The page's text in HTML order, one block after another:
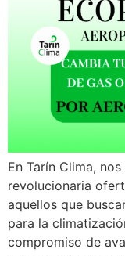
En Tarín Clima,
revolucionaria
aquellos que
para la
compromiso de